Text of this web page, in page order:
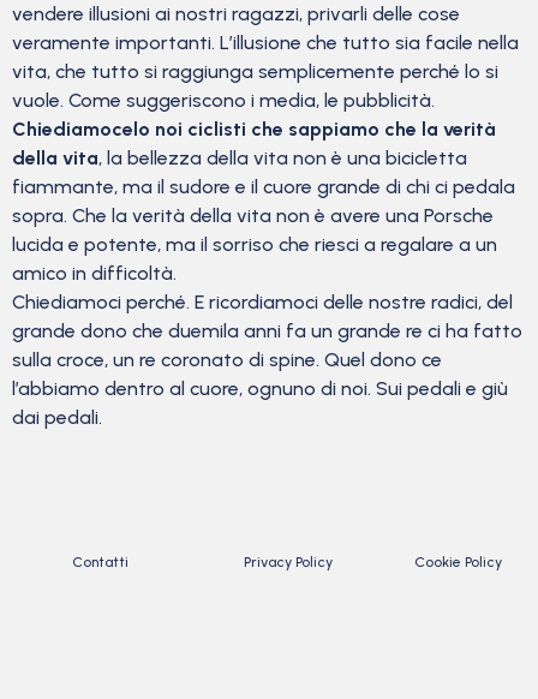
vendere illusioni ai nostri ragazzi, privarli delle cose
veramente importanti. L’illusione che tutto sia facile nella
vita, che tutto si raggiunga semplicemente perché lo si
vuole. Come suggeriscono i media, le pubblicità.
Chiediamocelo noi ciclisti che sappiamo che la verità
della vita, la bellezza della vita non è una bicicletta
fiammante, ma il sudore e il cuore grande di chi ci pedala
sopra. Che la verità della vita non è avere una Porsche
lucida e potente, ma il sorriso che riesci a regalare a un
amico in difficoltà.
Chiediamoci perché. E ricordiamoci delle nostre radici, del
grande dono che duemila anni fa un grande re ci ha fatto
sulla croce, un re coronato di spine. Quel dono ce
l’abbiamo dentro al cuore, ognuno di noi. Sui pedali e giù
dai pedali.
Contatti Privacy Policy Cookie Policy